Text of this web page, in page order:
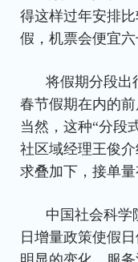
得这样过年安排
假，机票会便宜六
将假期分段出
春节假期在内的
当然，这种“分段
社区域经理王俊
求叠加下，接单量
中国社会科学
日增量政策使假